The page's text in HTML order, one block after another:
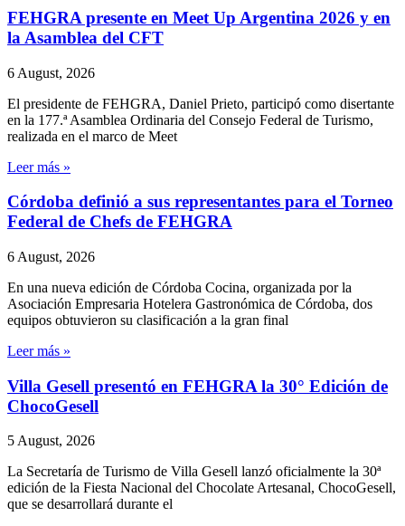
FEHGRA presente en Meet Up Argentina 2026 y en
la Asamblea del CFT
6 August, 2026
El presidente de FEHGRA, Daniel Prieto, participó como disertante
en la 177.ª Asamblea Ordinaria del Consejo Federal de Turismo,
realizada en el marco de Meet
Leer más »
Córdoba definió a sus representantes para el Torneo
Federal de Chefs de FEHGRA
6 August, 2026
En una nueva edición de Córdoba Cocina, organizada por la
Asociación Empresaria Hotelera Gastronómica de Córdoba, dos
equipos obtuvieron su clasificación a la gran final
Leer más »
Villa Gesell presentó en FEHGRA la 30° Edición de
ChocoGesell
5 August, 2026
La Secretaría de Turismo de Villa Gesell lanzó oficialmente la 30ª
edición de la Fiesta Nacional del Chocolate Artesanal, ChocoGesell,
que se desarrollará durante el